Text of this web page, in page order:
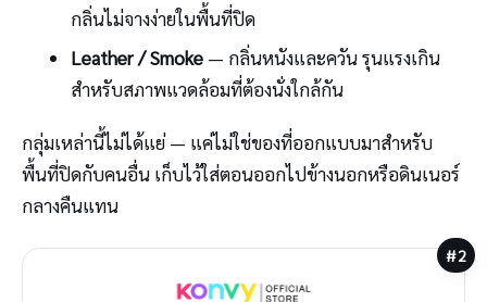
กลิ่นไม่จางง่ายในพื้นที่ปิด
Leather / Smoke— กลิ่นหนังและควัน รุนแรงเกิน
สำหรับสภาพแวดล้อมที่ต้องนั่งใกล้กัน
กลุ่มเหล่านี้ไม่ได้แย่ — แค่ไม่ใช่ของที่ออกแบบมาสำหรับ
พื้นที่ปิดกับคนอื่น เก็บไว้ใส่ตอนออกไปข้างนอกหรือดินเนอร์
กลางคืนแทน
#2